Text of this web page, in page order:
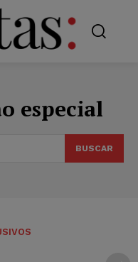
especial
BUSCAR